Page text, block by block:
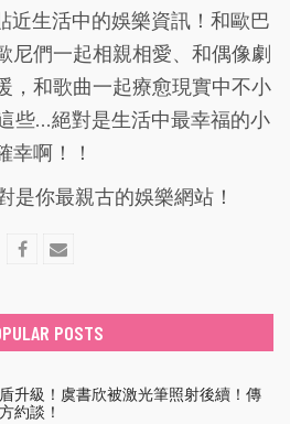
近生活中的娛樂資訊！和歐巴
尼們一起相親相愛、和偶像劇
，和歌曲一起療愈現實中不小
些...絕對是生活中最幸福的小
幸啊！！
是你最親古的娛樂網站！
POSTS
升級！虞書欣被激光筆照射後續！傳
約談！